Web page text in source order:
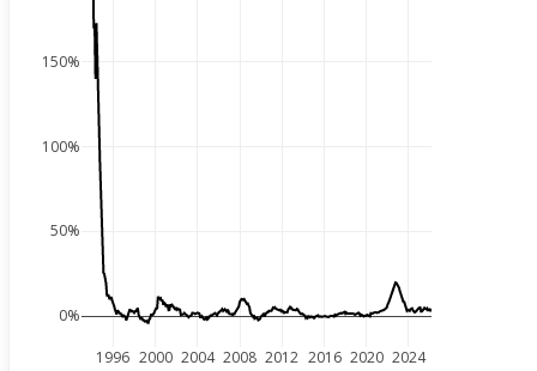
1996 2000 2004 2008 2012 2016 2020 2024
0%
50%
100%
150%